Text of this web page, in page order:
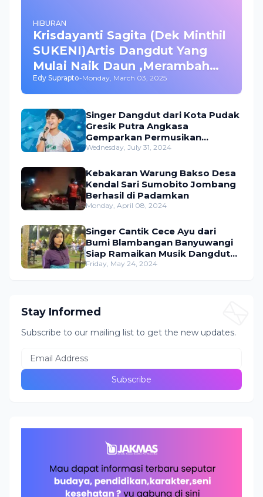
HIBURAN
Krisdayanti Sagita (Dek Minthil
SUKENI)Artis Dangdut Yang
Mulai Naik Daun ,Merambah
Bisnis dan Akting
Edy Suprapto-Monday, March 03, 2025
Singer Dangdut dari Kota Pudak
Gresik Putra Angkasa
Gemparkan Permusikan
Dangdut Indonesia
Wednesday, July 31, 2024
Kebakaran Warung Bakso Desa
Kendal Sari Sumobito Jombang
Berhasil di Padamkan
Monday, April 08, 2024
Singer Cantik Cece Ayu dari
Bumi Blambangan Banyuwangi
Siap Ramaikan Musik Dangdut
Indonesia
Friday, May 24, 2024
Stay Informed
Subscribe to our mailing list to get the new updates.